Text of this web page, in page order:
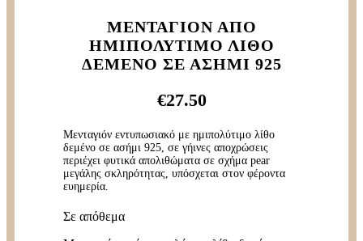
ΜΕΝΤΑΓΙΌΝ ΑΠΌ
ΗΜΙΠΟΛΎΤΙΜΟ ΛΊΘΟ
ΔΕΜΈΝΟ ΣΕ ΑΣΉΜΙ 925
€27.50
Μενταγιόν εντυπωσιακό με ημιπολύτιμο λίθο
δεμένο σε ασήμι 925, σε γήινες αποχρώσεις
περιέχει φυτικά απολιθώματα σε σχήμα pear
μεγάλης σκληρότητας, υπόσχεται στον φέροντα
ευημερία.
Σε απόθεμα